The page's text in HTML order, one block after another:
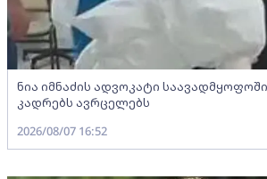
ნია იმნაძის ადვოკატი
კადრებს ავრცელებს
2026/08/07 16:52